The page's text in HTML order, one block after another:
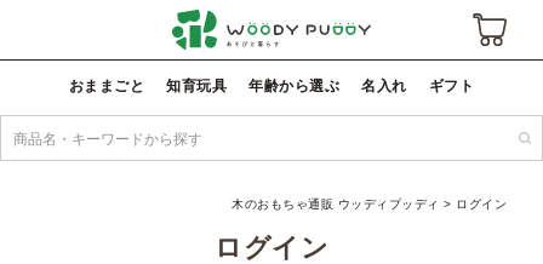
おままごと 知育玩具 年齢から選ぶ 名入れ ギフト
木のおもちゃ通販 ウッディプッディ ログイン
ログイン